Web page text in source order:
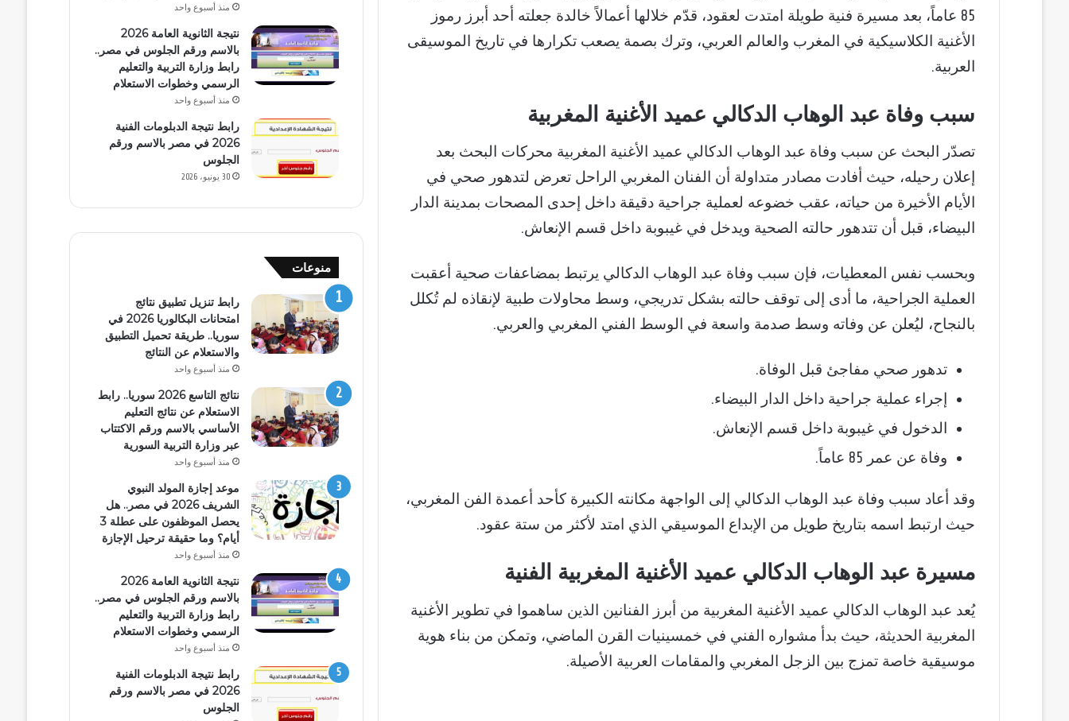
85 عاماً، بعد مسيرة فنية طويلة امتدت لعقود، قدّم خلالها أعمالاً خالدة جعلته أحد أبرز رموز
الأغنية الكلاسيكية في المغرب والعالم العربي، وترك بصمة يصعب تكرارها في تاريخ الموسيقى
العربية.
سبب وفاة عبد الوهاب الدكالي عميد الأغنية المغربية
تصدّر البحث عن سبب وفاة عبد الوهاب الدكالي عميد الأغنية المغربية محركات البحث بعد
إعلان رحيله، حيث أفادت مصادر متداولة أن الفنان المغربي الراحل تعرض لتدهور صحي في
الأيام الأخيرة من حياته، عقب خضوعه لعملية جراحية دقيقة داخل إحدى المصحات بمدينة الدار
البيضاء، قبل أن تتدهور حالته الصحية ويدخل في غيبوبة داخل قسم الإنعاش.
وبحسب نفس المعطيات، فإن سبب وفاة عبد الوهاب الدكالي يرتبط بمضاعفات صحية أعقبت
العملية الجراحية، ما أدى إلى توقف حالته بشكل تدريجي، وسط محاولات طبية لإنقاذه لم تُكلل
بالنجاح، ليُعلن عن وفاته وسط صدمة واسعة في الوسط الفني المغربي والعربي.
تدهور صحي مفاجئ قبل الوفاة.
إجراء عملية جراحية داخل الدار البيضاء.
الدخول في غيبوبة داخل قسم الإنعاش.
وفاة عن عمر 85 عاماً.
وقد أعاد سبب وفاة عبد الوهاب الدكالي إلى الواجهة مكانته الكبيرة كأحد أعمدة الفن المغربي،
حيث ارتبط اسمه بتاريخ طويل من الإبداع الموسيقي الذي امتد لأكثر من ستة عقود.
مسيرة عبد الوهاب الدكالي عميد الأغنية المغربية الفنية
يُعد عبد الوهاب الدكالي عميد الأغنية المغربية من أبرز الفنانين الذين ساهموا في تطوير الأغنية
المغربية الحديثة، حيث بدأ مشواره الفني في خمسينيات القرن الماضي، وتمكن من بناء هوية
موسيقية خاصة تمزج بين الزجل المغربي والمقامات العربية الأصيلة.
منذ أسبوع واحد
نتيجة الثانوية العامة 2026
بالاسم ورقم الجلوس في مصر..
رابط وزارة التربية والتعليم
الرسمي وخطوات الاستعلام
منذ أسبوع واحد
رابط نتيجة الدبلومات الفنية
2026 في مصر بالاسم ورقم
الجلوس
30 يونيو، 2026
منوعات
رابط تنزيل تطبيق نتائج
امتحانات البكالوريا 2026 في
سوريا.. طريقة تحميل التطبيق
والاستعلام عن النتائج
منذ أسبوع واحد
نتائج التاسع 2026 سوريا.. رابط
الاستعلام عن نتائج التعليم
الأساسي بالاسم ورقم الاكتتاب
عبر وزارة التربية السورية
منذ أسبوع واحد
موعد إجازة المولد النبوي
الشريف 2026 في مصر.. هل
يحصل الموظفون على عطلة 3
أيام؟ وما حقيقة ترحيل الإجازة
منذ أسبوع واحد
نتيجة الثانوية العامة 2026
بالاسم ورقم الجلوس في مصر..
رابط وزارة التربية والتعليم
الرسمي وخطوات الاستعلام
منذ أسبوع واحد
رابط نتيجة الدبلومات الفنية
2026 في مصر بالاسم ورقم
الجلوس